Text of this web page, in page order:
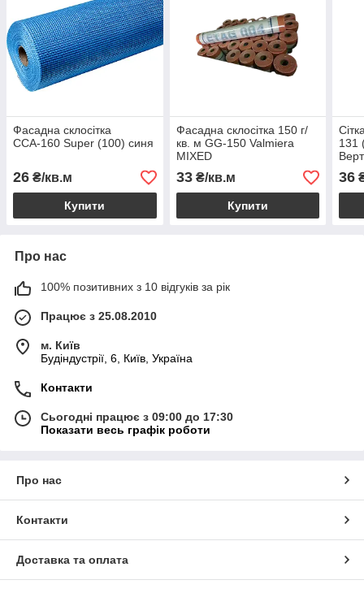
Фасадна склосітка
ССА-160 Super (100) синя
26 ₴/кв.м
Купити
Фасадна склосітка 150 г/
кв. м GG-150 Valmiera
MIXED
33₴/кв.м
Купити
131
36
Про нас
100% позитивних з 10 відгуків за рік
Працює з 25.08.2010
м. Київ
Будіндустрії, 6, Київ, Україна
Контакти
Сьогодні працює з 09:00 до 17:30
Показати весь графік роботи
Про нас
Контакти
Доставка та оплата